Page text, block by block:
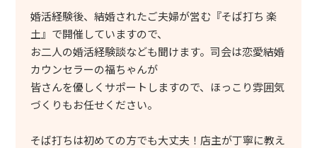
婚活経験後、結婚されたご夫婦が営む『そば打ち 楽
土』で開催していますので、
お二人の婚活経験談なども聞けます。司会は恋愛結婚
カウンセラーの福ちゃんが
皆さんを優しくサポートしますので、ほっこり雰囲気
づくりもお任せください。
そば打ちは初めての方でも大丈夫！店主が丁寧に教え